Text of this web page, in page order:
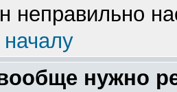
неправильно
нужно